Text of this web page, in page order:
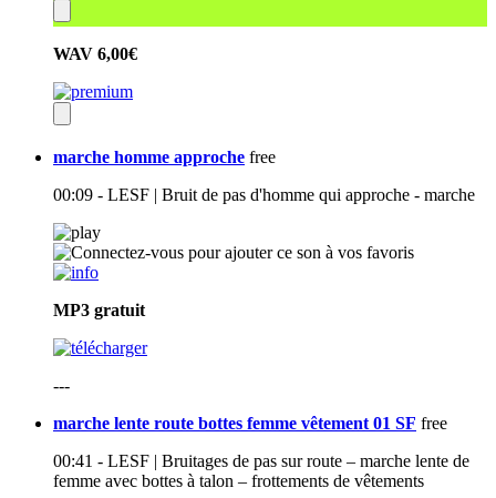
WAV 6,00€
marche homme approche free
00:09 - LESF | Bruit de pas d'homme qui approche - marche
MP3 gratuit
---
marche lente route bottes femme vêtement 01 SF free
00:41 - LESF | Bruitages de pas sur route – marche lente de
femme avec bottes à talon – frottements de vêtements